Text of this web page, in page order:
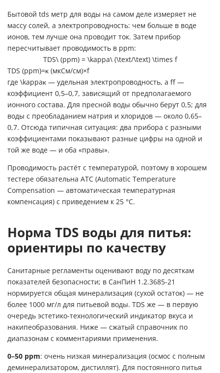
Бытовой tds метр для воды на самом деле измеряет не
массу солей, а электропроводность: чем больше в воде
ионов, тем лучше она проводит ток. Затем прибор
пересчитывает проводимость в ppm:
TDS\ (ppm) = \kappa\ (\text/\text) \times f
TDS (ppm)=κ (мкСм/см)×f
где \kappaκ — удельная электропроводность, а ff—
коэффициент 0,5–0,7, зависящий от предполагаемого
ионного состава. Для пресной воды обычно берут 0,5; для
воды с преобладанием натрия и хлоридов — около 0,65–
0,7. Отсюда типичная ситуация: два прибора с разными
коэффициентами показывают разные цифры на одной и
той же воде — и оба «правы».
Проводимость растёт с температурой, поэтому в хорошем
тестере обязательна ATC (Automatic Temperature
Compensation — автоматическая температурная
компенсация) с приведением к 25 °C.
Норма TDS воды для питья:
ориентиры по качеству
Санитарные регламенты оценивают воду по десяткам
показателей безопасности; в СанПиН 1.2.3685-21
нормируется общая минерализация (сухой остаток) — не
более 1000 мг/л для питьевой воды. TDS же — в первую
очередь эстетико-технологический индикатор вкуса и
накипеобразования. Ниже — сжатый справочник по
диапазонам с комментариями применения.
0–50 ppm: очень низкая минерализация (осмос с полным
деминерализатором, дистиллят). Для постоянного питья